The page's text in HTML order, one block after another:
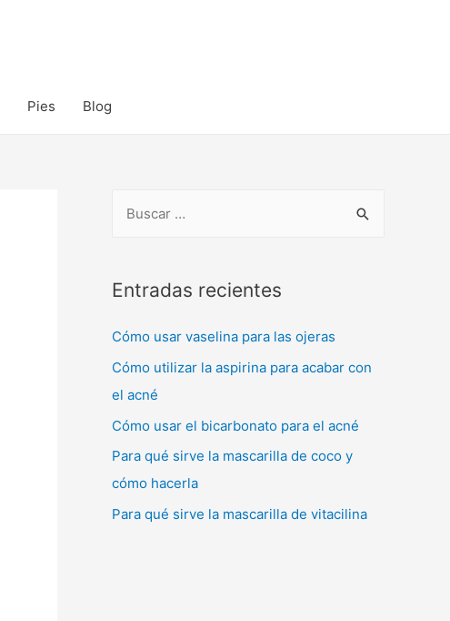
Pies Blog
c
r
:
Entradas recientes
Cómo usar vaselina para las ojeras
Cómo utilizar la aspirina para acabar con
el acné
Cómo usar el bicarbonato para el acné
Para qué sirve la mascarilla de coco y
cómo hacerla
Para qué sirve la mascarilla de vitacilina